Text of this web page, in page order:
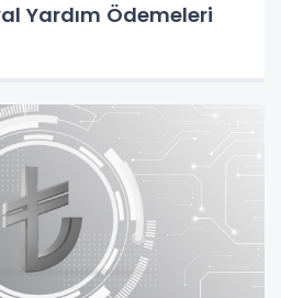
Yardım Ödemeleri